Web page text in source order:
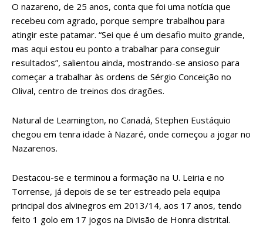
O nazareno, de 25 anos, conta que foi uma notícia que
recebeu com agrado, porque sempre trabalhou para
atingir este patamar. “Sei que é um desafio muito grande,
mas aqui estou eu ponto a trabalhar para conseguir
resultados”, salientou ainda, mostrando-se ansioso para
começar a trabalhar às ordens de Sérgio Conceição no
Olival, centro de treinos dos dragões.
Natural de Leamington, no Canadá, Stephen Eustáquio
chegou em tenra idade à Nazaré, onde começou a jogar no
Nazarenos.
Destacou-se e terminou a formação na U. Leiria e no
Torrense, já depois de se ter estreado pela equipa
principal dos alvinegros em 2013/14, aos 17 anos, tendo
feito 1 golo em 17 jogos na Divisão de Honra distrital.